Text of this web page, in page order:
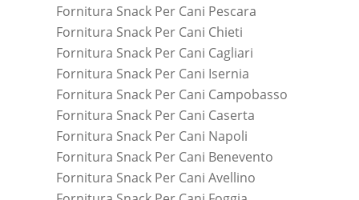
Fornitura Snack Per Cani Pescara
Fornitura Snack Per Cani Chieti
Fornitura Snack Per Cani Cagliari
Fornitura Snack Per Cani Isernia
Fornitura Snack Per Cani Campobasso
Fornitura Snack Per Cani Caserta
Fornitura Snack Per Cani Napoli
Fornitura Snack Per Cani Benevento
Fornitura Snack Per Cani Avellino